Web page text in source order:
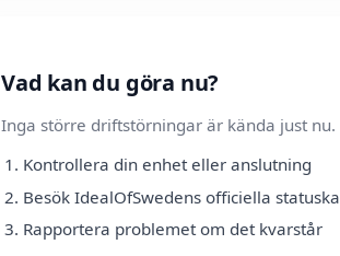
Vad kan du göra nu?
Inga större driftstörningar är kända just
Kontrollera din enhet eller anslutning
Besök IdealOfSwedens officiella
Rapportera problemet om det kvarstår